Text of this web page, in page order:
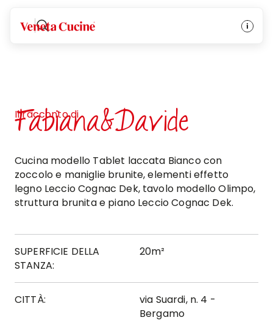
Veneta Cucine
Il racconto di
Fabiana&Davide
Cucina modello Tablet laccata Bianco con
zoccolo e maniglie brunite, elementi effetto
legno Leccio Cognac Dek, tavolo modello Olimpo,
struttura brunita e piano Leccio Cognac Dek.
SUPERFICIE DELLA
STANZA:
20m²
CITTÀ:
via Suardi, n. 4 -
Bergamo